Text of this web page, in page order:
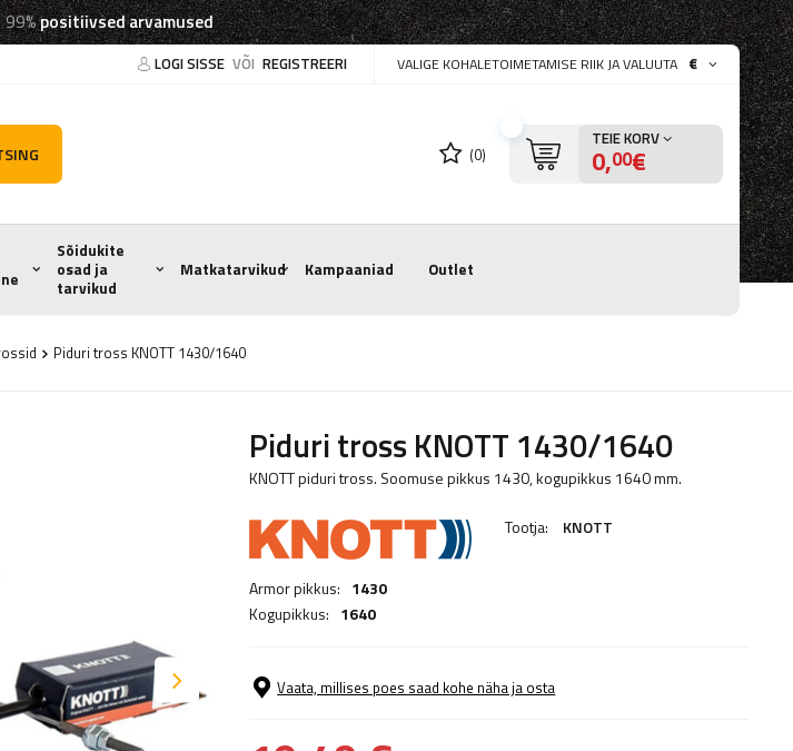
99%positiivsed arvamused
LOGI SISSE VÕI REGISTREERI VALIGE KOHALETOIMETAMISE RIIK JA VALUUTA €
(0)
TEIE KORV
0,00€
Sõidukite
osad ja
tarvikud
Matkatarvikud Kampaaniad Outlet
Piduri tross KNOTT 1430/1640
Piduri tross KNOTT 1430/1640
KNOTT piduri tross. Soomuse pikkus 1430, kogupikkus 1640 mm.
Tootja: KNOTT
Armor pikkus: 1430
Kogupikkus: 1640
Vaata, millises poes saad kohe näha ja osta